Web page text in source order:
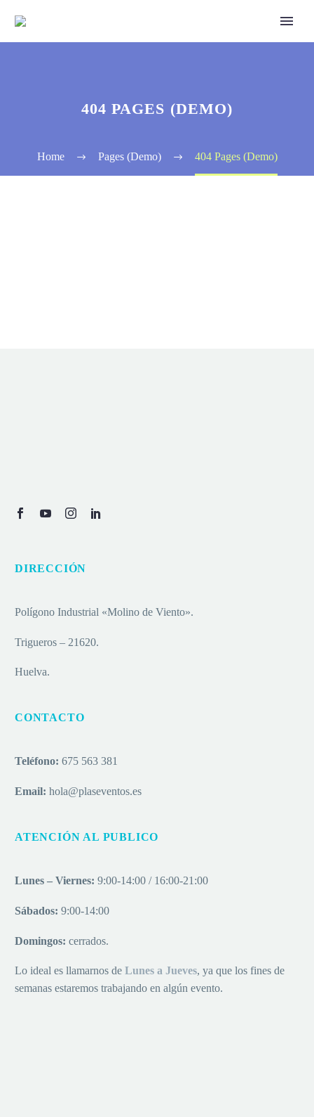
404 PAGES (DEMO)
Home Pages (Demo) 404 Pages (Demo)
DIRECCIÓN
Polígono Industrial «Molino de Viento».
Trigueros – 21620.
Huelva.
CONTACTO
Teléfono: 675 563 381
Email: hola@plaseventos.es
ATENCIÓN AL PUBLICO
Lunes – Viernes: 9:00-14:00 / 16:00-21:00
Sábados: 9:00-14:00
Domingos: cerrados.
Lo ideal es llamarnos de Lunes a Jueves, ya que los fines de
semanas estaremos trabajando en algún evento.